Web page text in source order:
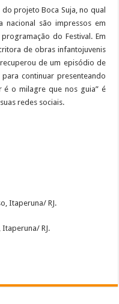
projeto Boca Suja, no qual
nacional são impressos em
do Festival. Em
de obras infantojuvenis
de um episódio de
continuar presenteando
é o milagre que nos guia” é
redes sociais.
Itaperuna/ RJ.
Itaperuna/ RJ.